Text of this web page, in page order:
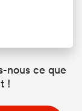
nous ce que
!